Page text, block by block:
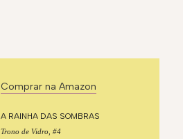
Comprar na Amazon
A RAINHA DAS SOMBRAS
Trono de Vidro, #4